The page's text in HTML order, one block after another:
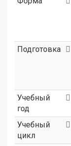
Подготовка
Учебный
год
Учебный
цикл